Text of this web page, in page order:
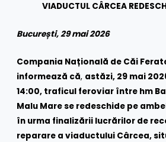
VIADUCTUL CÂRCEA
București, 29 mai 2026
Compania Națională de Căi Ferate
informează că, astăzi, 29 mai
14:00, traficul feroviar între hm
Malu Mare se redeschide pe
în urma finalizării lucrărilor de
reparare a viaductului Cârcea,